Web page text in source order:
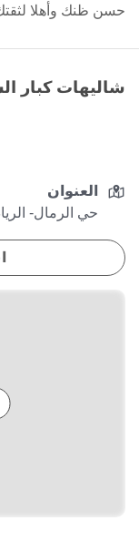
حسن ظنك وأهلا لثقتك
شاليهات كبار
العنوان
حي الرمال-